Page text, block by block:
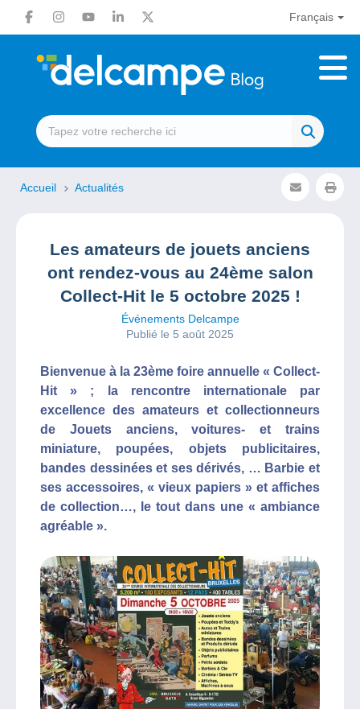
Français
Accueil Actualités
Les amateurs de jouets anciens
ont rendez-vous au 24ème salon
Collect-Hit le 5 octobre 2025 !
Événements Delcampe
Publié le 5 août 2025
Bienvenue à la 23ème foire annuelle « Collect-
Hit » ; la rencontre internationale par
excellence des amateurs et collectionneurs
de Jouets anciens, voitures- et trains
miniature, poupées, objets publicitaires,
bandes dessinées et ses dérivés, … Barbie et
ses accessoires, « vieux papiers » et affiches
de collection…, le tout dans une « ambiance
agréable ».